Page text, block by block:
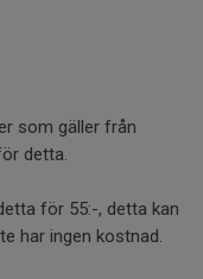
som gäller från
detta.
för 55:-, detta kan
har ingen kostnad.